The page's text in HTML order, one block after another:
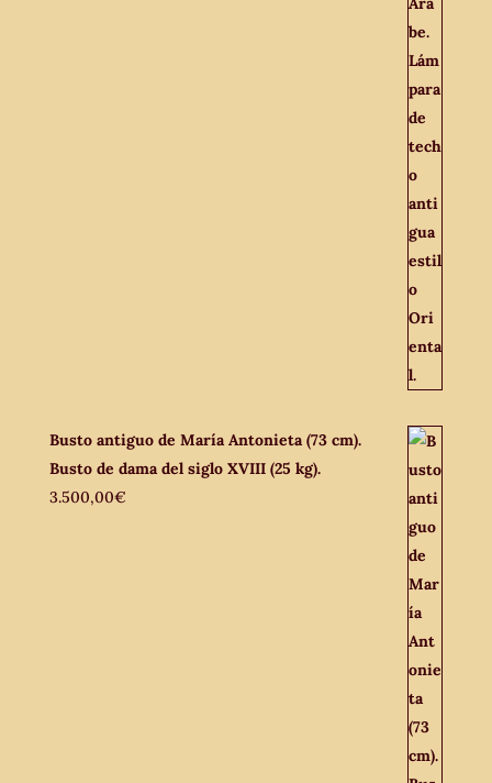
Busto antiguo de María Antonieta (73 cm).
Busto de dama del siglo XVIII (25 kg).
3.500,00€